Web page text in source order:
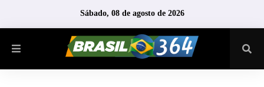
Sábado, 08 de agosto de 2026